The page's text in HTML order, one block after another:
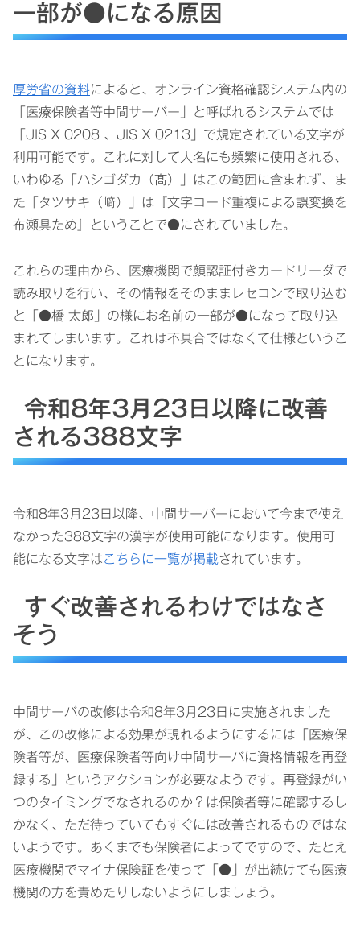
一部が●になる原因
厚労省の資料によると、オンライン資格確認システム内の
「医療保険者等中間サーバー」と呼ばれるシステムでは
「JIS X 0208 、JIS X 0213」で規定されている文字が
利用可能です。これに対して人名にも頻繁に使用される、
いわゆる「ハシゴダカ（髙）」はこの範囲に含まれず、ま
た「タツサキ（﨑）」は『文字コード重複による誤変換を
布瀬具ため』ということで●にされていました。
これらの理由から、医療機関で顔認証付きカードリーダで
読み取りを行い、その情報をそのままレセコンで取り込む
と「●橋 太郎」の様にお名前の一部が●になって取り込
まれてしまいます。これは不具合ではなくて仕様というこ
とになります。
令和8年3月23日以降に改善
される388文字
令和8年3月23日以降、中間サーバーにおいて今まで使え
なかった388文字の漢字が使用可能になります。使用可
能になる文字はこちらに一覧が掲載されています。
すぐ改善されるわけではなさ
そう
中間サーバの改修は令和8年3月23日に実施されました
が、この改修による効果が現れるようにするには「医療保
険者等が、医療保険者等向け中間サーバに資格情報を再登
録する」というアクションが必要なようです。再登録がい
つのタイミングでなされるのか？は保険者等に確認するし
かなく、ただ待っていてもすぐには改善されるものではな
いようです。あくまでも保険者によってですので、たとえ
医療機関でマイナ保険証を使って「●」が出続けても医療
機関の方を責めたりしないようにしましょう。